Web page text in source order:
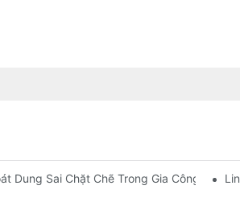
Kế, Dụng Cụ Và Lớp Phủ
Dung Sai Chặt Chẽ Trong Gia Công CNC